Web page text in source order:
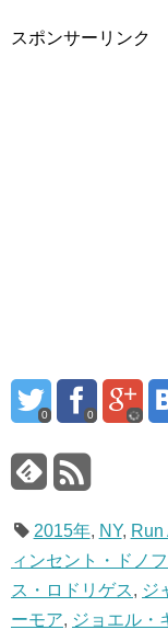
スポンサーリンク
0 0
2015年, NY, Run
ィンセント・ドノ
ス・ロドリゲス, ジ
ーモア, ジョエル・